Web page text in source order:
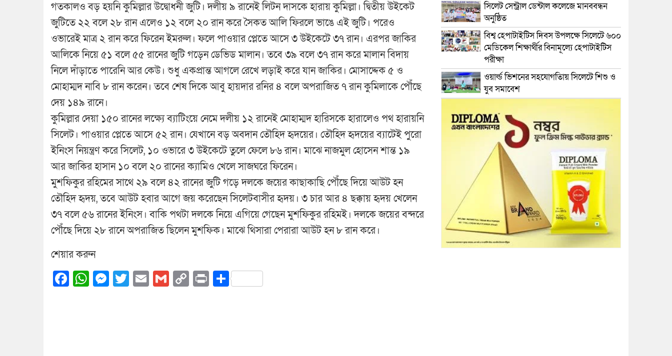
গতকালও বড় হয়নি কুমিল্লার উদ্বোধনী জুটি। দলীয় ৯ রানেই লিটন দাসকে হারায় কুমিল্লা। দ্বিতীয় উইকেট
জুটিতে ২২ বলে ২৮ রান এলেও ১২ বলে ২০ রান করে সৈকত আলি ফিরলে ভাঙে এই জুটি। পরেও
ওভারেই মাত্র ২ রান করে ফিরেন ইমরুল। ফলে পাওয়ার প্লেতে আসে ৩ উইকেটে ৩৭ রান। এরপর জাকির
আলিকে নিয়ে ৫১ বলে ৫৫ রানের জুটি গড়েন ডেভিড মালান। তবে ৩৯ বলে ৩৭ রান করে মালান বিদায়
নিলে দাঁড়াতে পারেনি আর কেউ। শুধু একপ্রান্ত আগলে রেখে লড়াই করে যান জাকির। মোসাদ্দেক ৫ ও
মোহাম্মদ নাবি ৮ রান করেন। তবে শেষ দিকে আবু হায়দার রনির ৪ বলে অপরাজিত ৭ রান কুমিলাকে পৌঁছে
দেয় ১৪৯ রানে।
কুমিল্লার দেয়া ১৫০ রানের লক্ষ্যে ব্যাটিংয়ে নেমে দলীয় ১২ রানেই মোহাম্মদ হারিসকে হারালেও পথ হারায়নি
সিলেট। পাওয়ার প্লেতে আসে ৫২ রান। যেখানে বড় অবদান তৌহিদ হৃদয়ের। তৌহিদ হৃদয়ের ব্যাটেই পুরো
ইনিংস নিয়ন্ত্রণ করে সিলেট, ১০ ওভারে ৩ উইকেটে তুলে ফেলে ৮৬ রান। মাঝে নাজমুল হোসেন শান্ত ১৯
আর জাকির হাসান ১০ বলে ২০ রানের ক্যামিও খেলে সাজঘরে ফিরেন।
মুশফিকুর রহিমের সাথে ২৯ বলে ৪২ রানের জুটি গড়ে দলকে জয়ের কাছাকাছি পৌঁছে দিয়ে আউট হন
তৌহিদ হৃদয়, তবে আউট হবার আগে জয় করেছেন সিলেটবাসীর হৃদয়। ৩ চার আর ৪ ছক্কায় হৃদয় খেলেন
৩৭ বলে ৫৬ রানের ইনিংস। বাকি পথটা দলকে নিয়ে এগিয়ে গেছেন মুশফিকুর রহিমই। দলকে জয়ের বন্দরে
পৌঁছে দিয়ে ২৮ রানে অপরাজিত ছিলেন মুশফিক। মাঝে থিসারা পেরারা আউট হন ৮ রান করে।
শেয়ার করুন
Facebook
WhatsApp
Messenger
Twitter
EmailGmailCopy
PrintShare
সিলেট সেন্ট্রাল ডেন্টাল কলেজে মানববন্ধন
অনুষ্ঠিত
বিশ্ব হেপাটাইটিস দিবস উপলক্ষে সিলেটে ৬০০
মেডিকেল শিক্ষার্থীর বিনামূল্যে হেপাটাইটিস
পরীক্ষা
ওয়ার্ল্ড ভিশনের সহযোগতিায় সিলেটে শিশু ও
যুব সমাবেশ